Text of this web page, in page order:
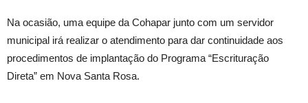
Na ocasião, uma equipe da Cohapar junto com um servidor
municipal irá realizar o atendimento para dar continuidade aos
procedimentos de implantação do Programa “Escrituração
Direta” em Nova Santa Rosa.